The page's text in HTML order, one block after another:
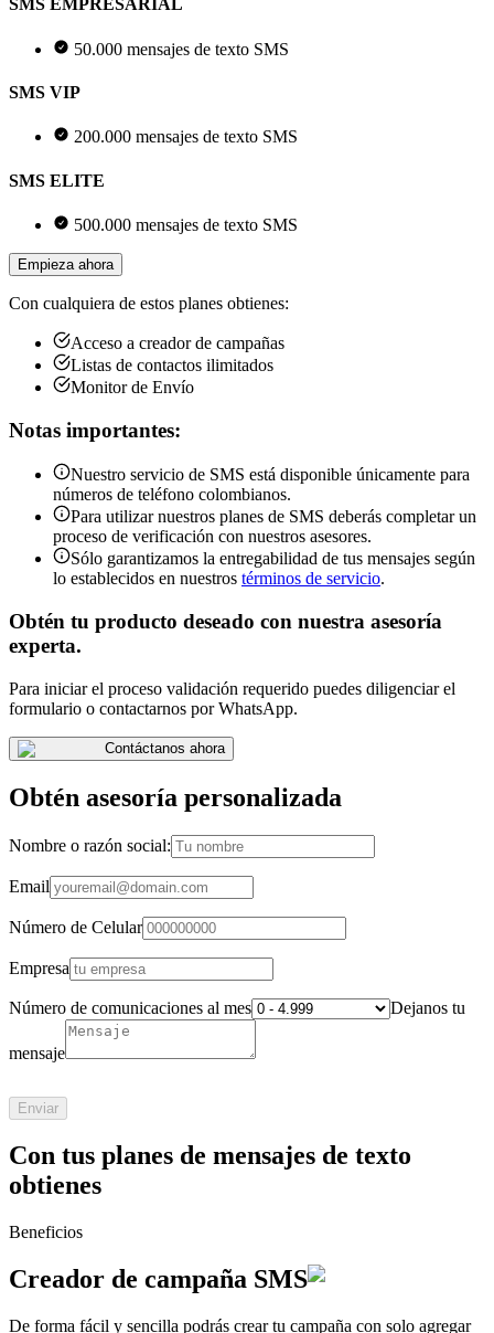
SMS EMPRESARIAL
50.000 mensajes de texto SMS
SMS VIP
200.000 mensajes de texto SMS
SMS ELITE
500.000 mensajes de texto SMS
Empieza ahora
Con cualquiera de estos planes obtienes:
Acceso a creador de campañas
Listas de contactos ilimitados
Monitor de Envío
Notas importantes:
Nuestro servicio de SMS está disponible únicamente para
números de teléfono colombianos.
Para utilizar nuestros planes de SMS deberás completar un
proceso de verificación con nuestros asesores.
Sólo garantizamos la entregabilidad de tus mensajes según
lo establecidos en nuestros términos de servicio.
Obtén tu producto deseado con nuestra asesoría
experta.
Para iniciar el proceso validación requerido puedes diligenciar el
formulario o contactarnos por WhatsApp.
Contáctanos ahora
Obtén asesoría personalizada
Nombre o razón social:
Email
Número de Celular
Empresa
Número de comunicaciones al mes Dejanos tu
mensaje
Enviar
Con tus planes de mensajes de texto
obtienes
Beneficios
Creador de campaña SMS
De forma fácil y sencilla podrás crear tu campaña con solo agregar